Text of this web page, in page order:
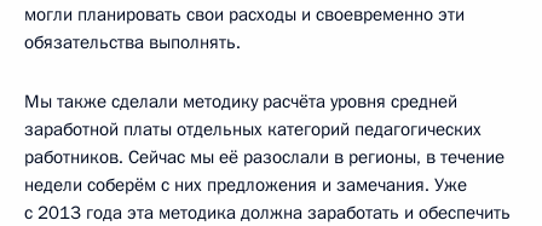
могли планировать свои расходы и своевременно эти
обязательства выполнять.
Мы также сделали методику расчёта уровня средней
заработной платы отдельных категорий педагогических
работников. Сейчас мы её разослали в регионы, в течение
недели соберём с них предложения и замечания. Уже
с 2013 года эта методика должна заработать и обеспечить